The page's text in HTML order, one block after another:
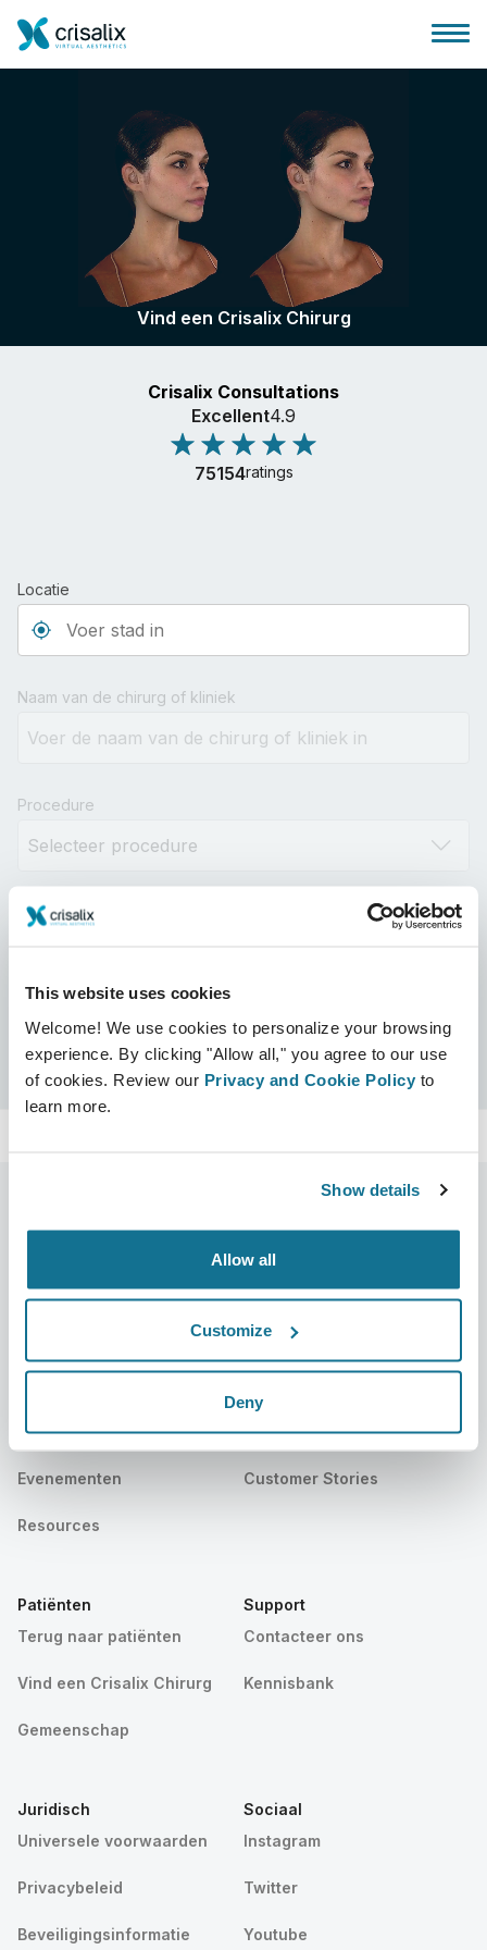
This website uses cookies
Welcome! We use cookies to personalize your browsing
experience. By clicking "Allow all," you agree to our use
of cookies. Review our Privacy and Cookie Policy to
learn more.
Show details
Allow all
Customize
Deny
Huis chirurg
3D business platform
Pakketten
Patiëntrecensies
Vind een Crisalix Chirurg
Crisalix Consultations
Excellent4.9
75154ratings
Locatie
Naam van de chirurg of kliniek
Procedure
Afstand
Crisalix-gecertificeerd Zoeken
Over ons
Publicaties
Evenementen
Resources
Chirurgen
Terug naar Chirurgen
3D business manager
Patiëntrecensies
Customer Stories
Patiënten
Terug naar patiënten
Vind een Crisalix Chirurg
Gemeenschap
Support
Contacteer ons
Kennisbank
Juridisch
Universele voorwaarden
Privacybeleid
Beveiligingsinformatie
Sociaal
Instagram
Twitter
Youtube